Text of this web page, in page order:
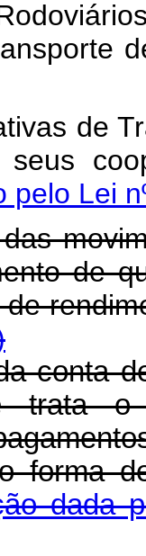
de
seus
pelo Lei
de
de
conta
trata
forma
dada